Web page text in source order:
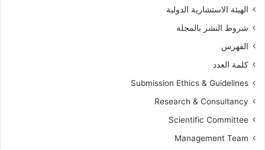
الهيئة الاستشارية الدولية
شروط النشر بالمجلة
الفهرس
كلمة العدد
Submission Ethics & Guidelines
Research & Consultancy
Scientific Committee
Management Team